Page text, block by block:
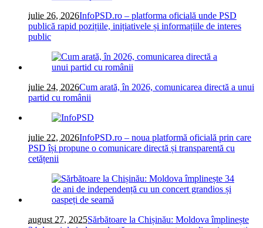
iulie 26, 2026InfoPSD.ro – platforma oficială unde PSD
publică rapid pozițiile, inițiativele și informațiile de interes
public
iulie 24, 2026Cum arată, în 2026, comunicarea directă a unui
partid cu românii
iulie 22, 2026InfoPSD.ro – noua platformă oficială prin care
PSD își propune o comunicare directă și transparentă cu
cetățenii
august 27, 2025Sărbătoare la Chișinău: Moldova împlinește